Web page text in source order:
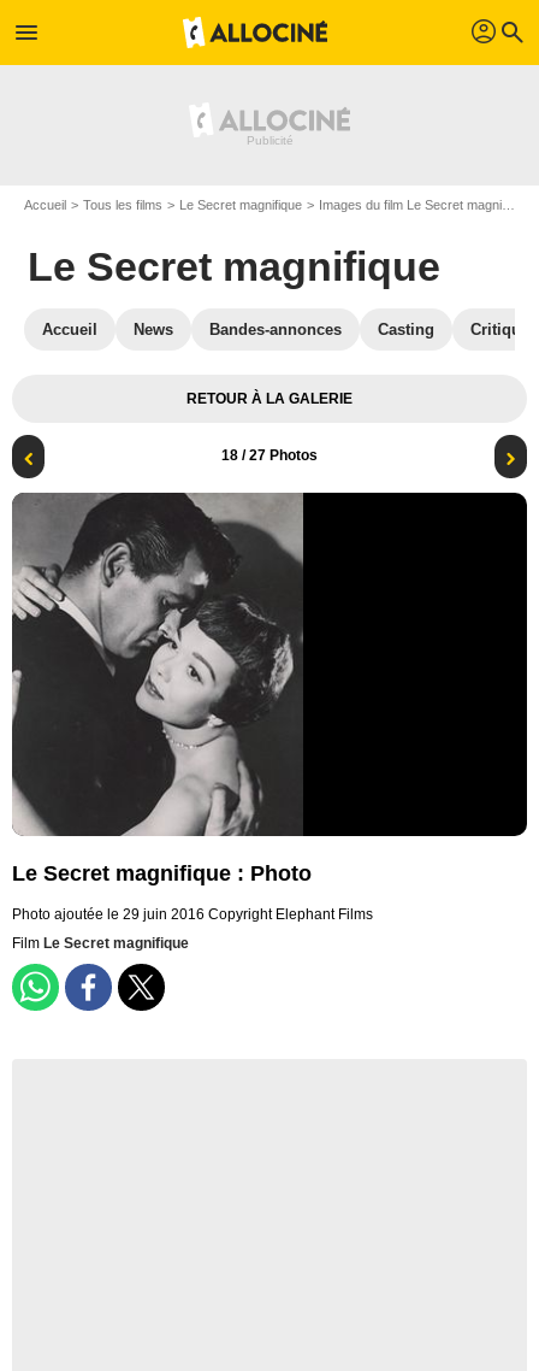
menu profil search
Accueil Tous les films Le Secret magnifique Images du film Le Secret magnifique
Le Secret magnifique
Accueil News Bandes-annonces Casting
RETOUR À LA GALERIE
18 / 27 Photos
Le Secret magnifique : Photo
Photo ajoutée le 29 juin 2016 Copyright Elephant Films
Film Le Secret magnifique